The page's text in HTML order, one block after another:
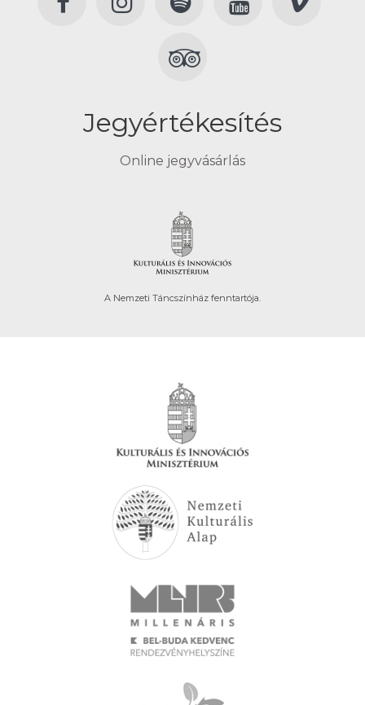
Jegyértékesítés
Online jegyvásárlás
A Nemzeti Táncszínház fenntartója.